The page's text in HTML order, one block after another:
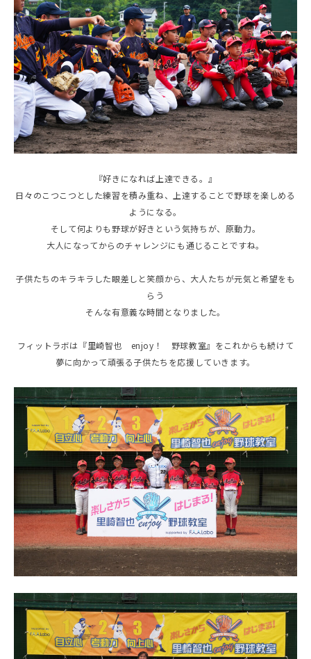
『好きになれば上達できる。』
日々のこつこつとした練習を積み重ね、上達することで野球を楽しめる
ようになる。
そして何よりも野球が好きという気持ちが、原動力。
大人になってからのチャレンジにも通じることですね。
子供たちのキラキラした眼差しと笑顔から、大人たちが元気と希望をも
らう
そんな有意義な時間となりました。
フィットラボは『里崎智也 enjoy！ 野球教室』をこれからも続けて
夢に向かって頑張る子供たちを応援していきます。